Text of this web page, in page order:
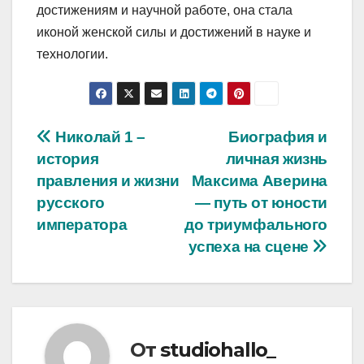
достижениям и научной работе, она стала
иконой женской силы и достижений в науке и
технологии.
Навигация
по
записям
Биография и
личная жизнь
Максима Аверина
— путь от юности
до триумфального
успеха на сцене
Николай 1 –
история
правления и жизни
русского
императора
Отstudiohallo_